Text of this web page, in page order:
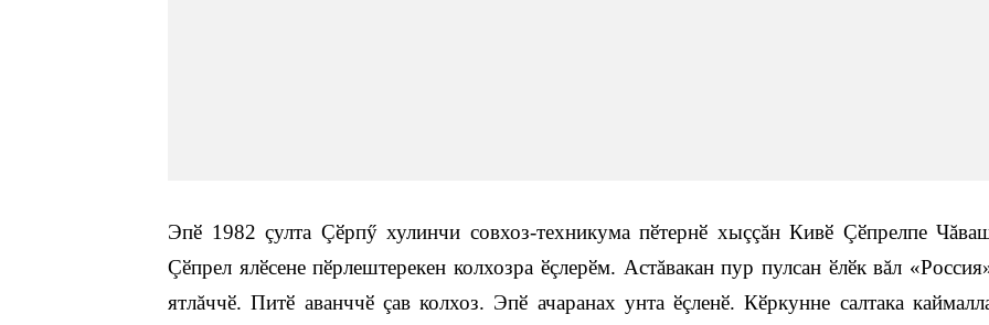
Эпӗ 1982 çулта Çӗрпӳ хулинчи совхоз-техникума пӗтернӗ хыççăн Кивӗ Çӗпрелпе
Çӗпрел ялӗсене пӗрлештерекен колхозра ӗçлерӗм. Астăвакан пур пулсан ӗлӗк вăл
ятлăччӗ. Питӗ аванччӗ çав колхоз. Эпӗ ачаранах унта ӗçленӗ. Кӗркунне салтака